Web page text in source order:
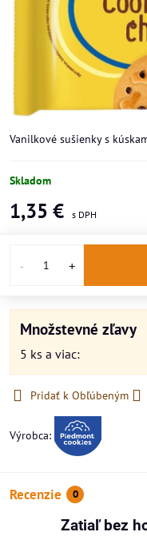
Vanilkové sušienky s
Skladom
1,35 €
Množstevné zľavy
5 ks a viac:
Pridať k Obľúbeným
Výrobca:
Recenzie 0
Zatiaľ bez